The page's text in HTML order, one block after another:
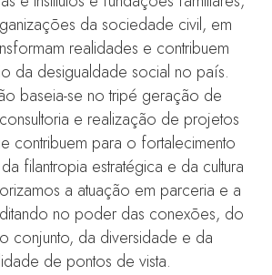
da sociedade civil, em
realidades e contribuem
da desigualdade social no país.
baseia-se no tripé geração de
e realização de projetos
contribuem para o fortalecimento
filantropia estratégica e da cultura
a atuação em parceria e a
no poder das conexões, do
conjunto, da diversidade e da
de pontos de vista.